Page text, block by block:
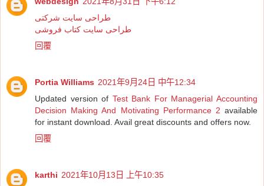
طراحی سایت شرکتی
طراحی سایت کتاب فروشی
回覆
Portia Williams 2021年9月24日 中午12:34
Updated version of Test Bank For Managerial Accounting
Decision Making And Motivating Performance 2 available
for instant download. Avail great discounts and offers now.
回覆
karthi 2021年10月13日 上午10:35